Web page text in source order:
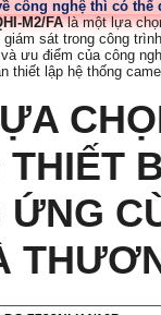
công nghệ thì có thể
M2/FAlà một lựa
sát trong công
ưu điểm của công
thiết lập hệ thống